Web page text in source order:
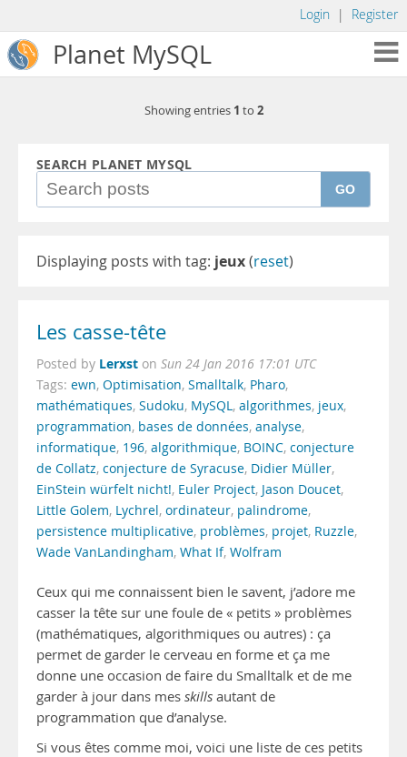
Login | Register
Planet MySQL
Showing entries 1 to 2
SEARCH PLANET MYSQL
GO
Displaying posts with tag: jeux(reset)
Les casse-tête
Posted by Lerxst on Sun 24 Jan 2016 17:01 UTC
Tags: ewn, Optimisation, Smalltalk, Pharo,
mathématiques, Sudoku, MySQL, algorithmes, jeux,
programmation, bases de données, analyse,
informatique, 196, algorithmique, BOINC, conjecture
de Collatz, conjecture de Syracuse, Didier Müller,
EinStein würfelt nicht!, Euler Project, Jason Doucet,
Little Golem, Lychrel, ordinateur, palindrome,
persistence multiplicative, problèmes, projet, Ruzzle,
Wade VanLandingham, What If, Wolfram
Ceux qui me connaissent bien le savent, j’adore me
casser la tête sur une foule de « petits » problèmes
(mathématiques, algorithmiques ou autres) : ça
permet de garder le cerveau en forme et ça me
donne une occasion de faire du Smalltalk et de me
garder à jour dans mes skills autant de
programmation que d’analyse.
Si vous êtes comme moi, voici une liste de ces petits